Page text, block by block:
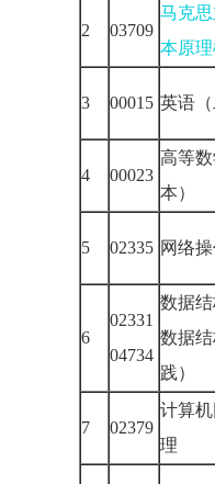
2 03709
马克
本原
3 00015 英语（
4
00023
高等
本）
5 02335 网络
6
02331
04734
数据
数据
践）
7 02379
计算
理